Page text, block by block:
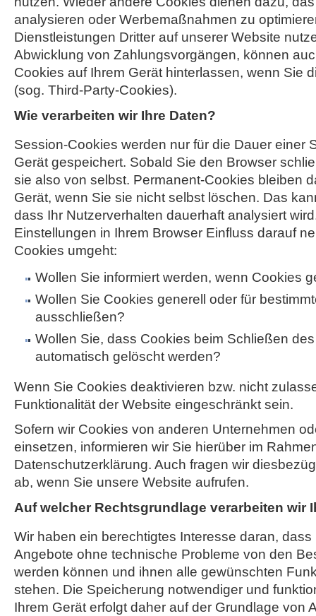
analysieren oder Werbemaßnahmen zu
Dienstleistungen Dritter auf unserer Website
Abwicklung von Zahlungsvorgängen, können
Cookies auf Ihrem Gerät hinterlassen, wenn Sie
(sog. Third-Party-Cookies).
Wie verarbeiten wir Ihre Daten?
Session-Cookies werden nur für die Dauer einer
Gerät gespeichert. Sobald Sie den Browser
sie also von selbst. Permanent-Cookies bleiben
Gerät, wenn Sie sie nicht selbst löschen. Das
dass Ihr Nutzerverhalten dauerhaft analysiert
Einstellungen in Ihrem Browser Einfluss darauf
Cookies umgeht:
Wollen Sie informiert werden, wenn Cookies
Wollen Sie Cookies generell oder für
ausschließen?
Wollen Sie, dass Cookies beim Schließen
automatisch gelöscht werden?
Wenn Sie Cookies deaktivieren bzw. nicht
Funktionalität der Website eingeschränkt sein.
Sofern wir Cookies von anderen Unternehmen
einsetzen, informieren wir Sie hierüber im
Datenschutzerklärung. Auch fragen wir
ab, wenn Sie unsere Website aufrufen.
Auf welcher Rechtsgrundlage verarbeiten wir
Wir haben ein berechtigtes Interesse daran,
Angebote ohne technische Probleme von den
werden können und ihnen alle gewünschten
stehen. Die Speicherung notwendiger und
Ihrem Gerät erfolgt daher auf der Grundlage von